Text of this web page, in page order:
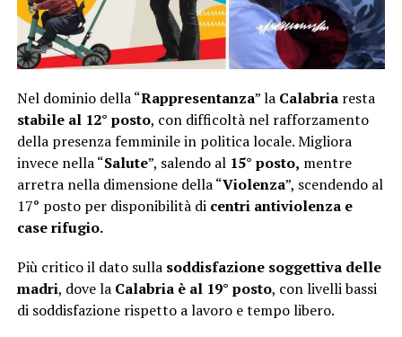
Nel dominio della “Rappresentanza” la Calabriaresta
stabile al 12° posto, con difficoltà nel rafforzamento
della presenza femminile in politica locale. Migliora
invece nella “Salute”, salendo al 15° posto, mentre
arretra nella dimensione della “Violenza”, scendendo al
17° posto per disponibilità di centri antiviolenza e
case rifugio.
Più critico il dato sulla soddisfazione soggettiva delle
madri, dove laCalabria è al 19° posto, con livelli bassi
di soddisfazione rispetto a lavoro e tempo libero.